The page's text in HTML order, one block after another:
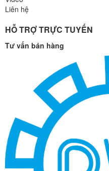
Liên hệ
HỖ TRỢ TRỰC TUYẾN
Tư vấn bán hàng